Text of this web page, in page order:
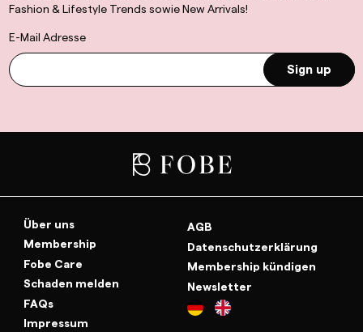
Fashion & Lifestyle Trends sowie New Arrivals!
E-Mail Adresse
Sign up
Über uns
Membership
Fobe Care
Schaden melden
FAQs
Impressum
AGB
Datenschutzerklärung
Membership kündigen
Newsletter